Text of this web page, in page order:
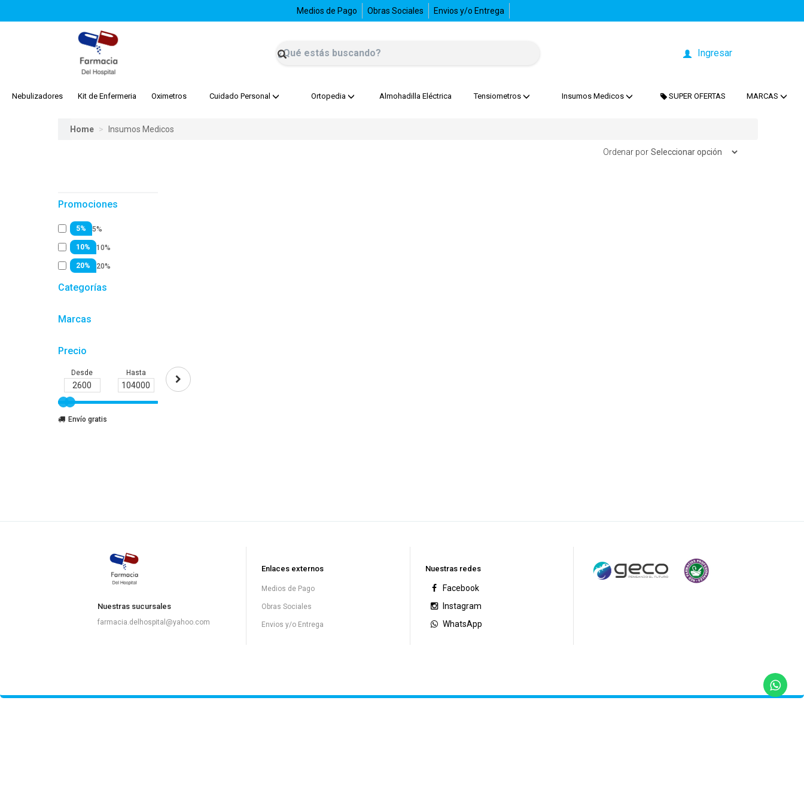
Medios de Pago Obras Sociales Envios y/o Entrega
Ingresar
Nebulizadores Kit de Enfermeria Oximetros Cuidado Personal Ortopedia Almohadilla Eléctrica Tensiometros Insumos Medicos SUPER OFERTAS MARCAS
Home Insumos Medicos
Ordenar por
Promociones
5% 5%
10% 10%
20% 20%
Categorías
Marcas
Precio
Desde Hasta
Envío gratis
Nuestras sucursales
farmacia.delhospital@yahoo.com
Enlaces externos
Medios de Pago
Obras Sociales
Envios y/o Entrega
Nuestras redes
Facebook
Instagram
WhatsApp